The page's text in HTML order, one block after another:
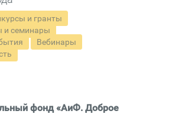
и гранты
и семинары
Вебинары
фонд «АиФ. Доброе